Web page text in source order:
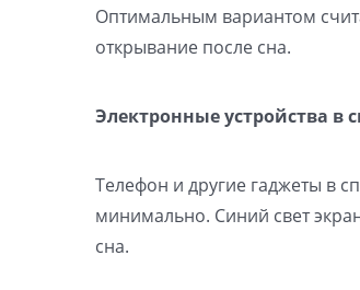
Оптимальным вариантом
открывание после сна.
Электронные устройства в
Телефон и другие гаджеты в
минимально. Синий свет
сна.